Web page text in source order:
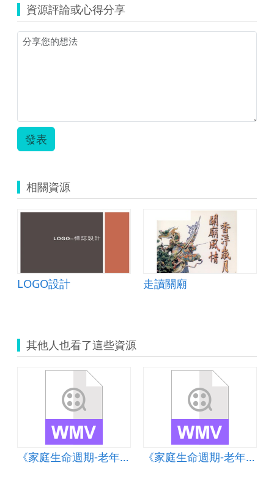
資源評論或心得分享
發表
相關資源
LOGO設計 走讀關廟
其他人也看了這些資源
《家庭生命週期-老年父母之子女成家立業篇》影片 《家庭生命週期-老年父母之子女成家立業篇》影片